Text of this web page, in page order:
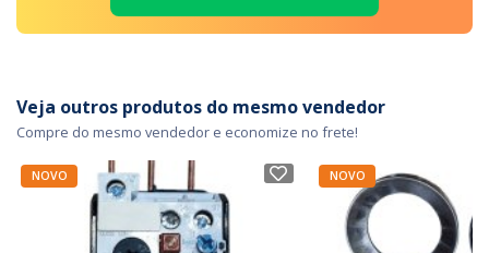
Veja outros produtos do mesmo vendedor
Compre do mesmo vendedor e economize no frete!
NOVO NOVO